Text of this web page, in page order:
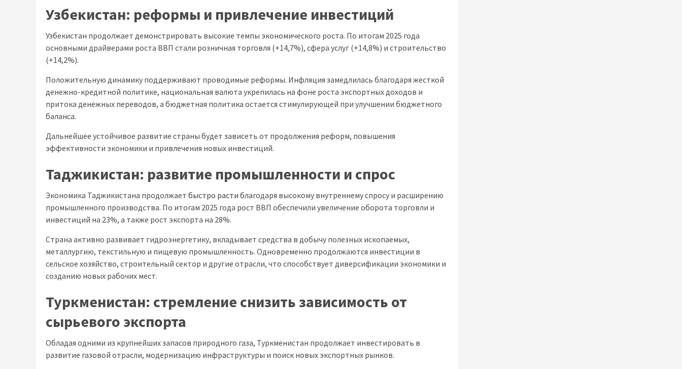
Узбекистан: реформы и привлечение инвестиций
Узбекистан продолжает демонстрировать высокие темпы экономического роста. По итогам 2025 года
основными драйверами роста ВВП стали розничная торговля (+14,7%), сфера услуг (+14,8%) и строительство
(+14,2%).
Положительную динамику поддерживают проводимые реформы. Инфляция замедлилась благодаря жесткой
денежно-кредитной политике, национальная валюта укрепилась на фоне роста экспортных доходов и
притока денежных переводов, а бюджетная политика остается стимулирующей при улучшении бюджетного
баланса.
Дальнейшее устойчивое развитие страны будет зависеть от продолжения реформ, повышения
эффективности экономики и привлечения новых инвестиций.
Таджикистан: развитие промышленности и спрос
Экономика Таджикистана продолжает быстро расти благодаря высокому внутреннему спросу и расширению
промышленного производства. По итогам 2025 года рост ВВП обеспечили увеличение оборота торговли и
инвестиций на 23%, а также рост экспорта на 28%.
Страна активно развивает гидроэнергетику, вкладывает средства в добычу полезных ископаемых,
металлургию, текстильную и пищевую промышленность. Одновременно продолжаются инвестиции в
сельское хозяйство, строительный сектор и другие отрасли, что способствует диверсификации экономики и
созданию новых рабочих мест.
Туркменистан: стремление снизить зависимость от
сырьевого экспорта
Обладая одними из крупнейших запасов природного газа, Туркменистан продолжает инвестировать в
развитие газовой отрасли, модернизацию инфраструктуры и поиск новых экспортных рынков.